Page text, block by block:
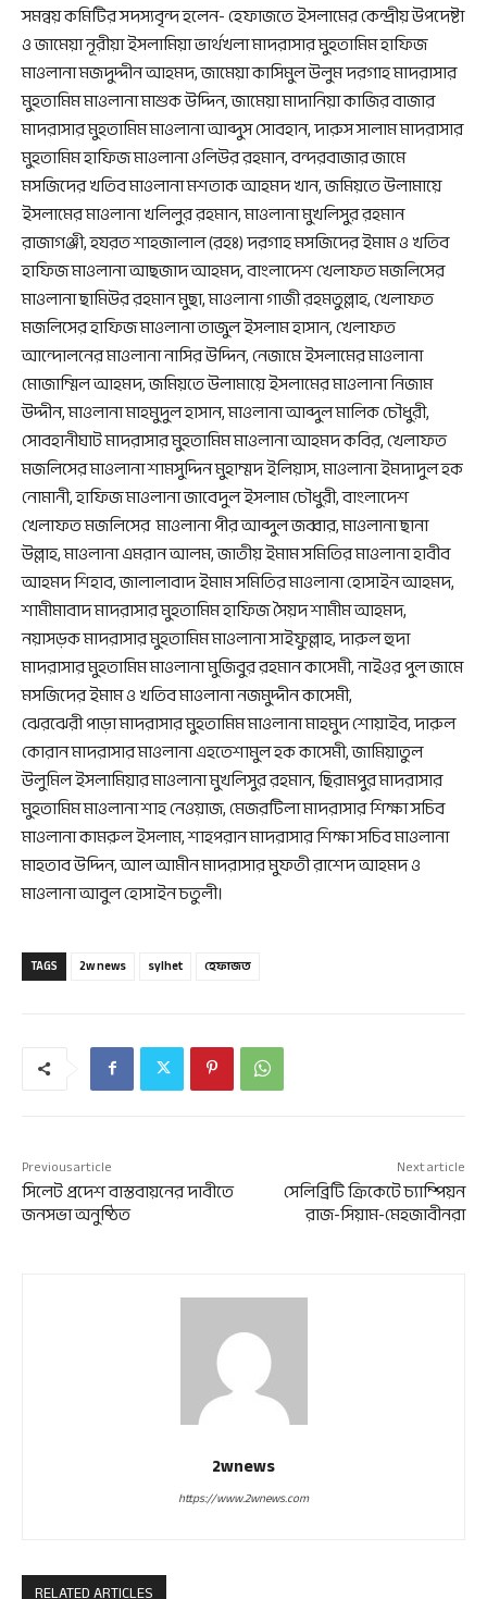
সমন্বয় কমিটির সদস্যবৃন্দ হলেন- হেফাজতে ইসলামের কেন্দ্রীয় উপদেষ্টা
ও জামেয়া নূরীয়া ইসলামিয়া ভার্থখলা মাদরাসার মুহতামিম হাফিজ
মাওলানা মজদুদ্দীন আহমদ, জামেয়া কাসিমুল উলুম দরগাহ মাদরাসার
মুহতামিম মাওলানা মাশুক উদ্দিন, জামেয়া মাদানিয়া কাজির বাজার
মাদরাসার মুহতামিম মাওলানা আব্দুস সোবহান, দারুস সালাম মাদরাসার
মুহতামিম হাফিজ মাওলানা ওলিউর রহমান, বন্দরবাজার জামে
মসজিদের খতিব মাওলানা মশতাক আহমদ খান, জমিয়তে উলামায়ে
ইসলামের মাওলানা খলিলুর রহমান, মাওলানা মুখলিসুর রহমান
রাজাগঞ্জী, হযরত শাহজালাল (রহঃ) দরগাহ মসজিদের ইমাম ও খতিব
হাফিজ মাওলানা আছজাদ আহমদ, বাংলাদেশ খেলাফত মজলিসের
মাওলানা ছামিউর রহমান মুছা, মাওলানা গাজী রহমতুল্লাহ, খেলাফত
মজলিসের হাফিজ মাওলানা তাজুল ইসলাম হাসান, খেলাফত
আন্দোলনের মাওলানা নাসির উদ্দিন, নেজামে ইসলামের মাওলানা
মোজাম্মিল আহমদ, জমিয়তে উলামায়ে ইসলামের মাওলানা নিজাম
উদ্দীন, মাওলানা মাহমুদুল হাসান, মাওলানা আব্দুল মালিক চৌধুরী,
সোবহানীঘাট মাদরাসার মুহতামিম মাওলানা আহমদ কবির, খেলাফত
মজলিসের মাওলানা শামসুদ্দিন মুহাম্মদ ইলিয়াস, মাওলানা ইমদাদুল হক
নোমানী, হাফিজ মাওলানা জাবেদুল ইসলাম চৌধুরী, বাংলাদেশ
খেলাফত মজলিসের মাওলানা পীর আব্দুল জব্বার, মাওলানা ছানা
উল্লাহ, মাওলানা এমরান আলম, জাতীয় ইমাম সমিতির মাওলানা হাবীব
আহমদ শিহাব, জালালাবাদ ইমাম সমিতির মাওলানা হোসাইন আহমদ,
শামীমাবাদ মাদরাসার মুহতামিম হাফিজ সৈয়দ শামীম আহমদ,
নয়াসড়ক মাদরাসার মুহতামিম মাওলানা সাইফুল্লাহ, দারুল হুদা
মাদরাসার মুহতামিম মাওলানা মুজিবুর রহমান কাসেমী, নাইওর পুল জামে
মসজিদের ইমাম ও খতিব মাওলানা নজমুদ্দীন কাসেমী,
ঝেরঝেরী পাড়া মাদরাসার মুহতামিম মাওলানা মাহমুদ শোয়াইব, দারুল
কোরান মাদরাসার মাওলানা এহতেশামুল হক কাসেমী, জামিয়াতুল
উলুমিল ইসলামিয়ার মাওলানা মুখলিসুর রহমান, ছিরামপুর মাদরাসার
মুহতামিম মাওলানা শাহ নেওয়াজ, মেজরটিলা মাদরাসার শিক্ষা সচিব
মাওলানা কামরুল ইসলাম, শাহপরান মাদরাসার শিক্ষা সচিব মাওলানা
মাহতাব উদ্দিন, আল আমীন মাদরাসার মুফতী রাশেদ আহমদ ও
মাওলানা আবুল হোসাইন চতুলী।
TAGS 2w news sylhet হেফাজত
Previous article
সিলেট প্রদেশ বাস্তবায়নের দাবীতে
জনসভা অনুষ্ঠিত
Next article
সেলিব্রিটি ক্রিকেটে চ্যাম্পিয়ন
রাজ-সিয়াম-মেহজাবীনরা
2wnews
https://www.2wnews.com